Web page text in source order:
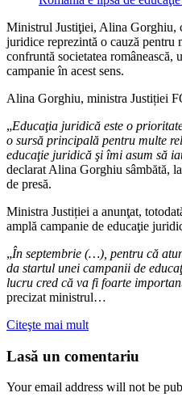
Ministrul Justiţiei, Alina Gorghiu,
juridice reprezintă o cauză pentru
confruntă societatea românească,
campanie în acest sens.
Alina Gorghiu, ministra Justiției
„Educaţia juridică este o
o sursă principală pentru multe
educaţie juridică şi îmi asum să
declarat Alina Gorghiu sâmbătă,
de presă.
Ministra Justiției a anunţat,
amplă campanie de educaţie
„În septembrie (…), pentru că
da startul unei campanii de
lucru cred că va fi foarte
precizat ministrul…
Citeşte mai mult
Lasă un comentariu
Your email address will not be